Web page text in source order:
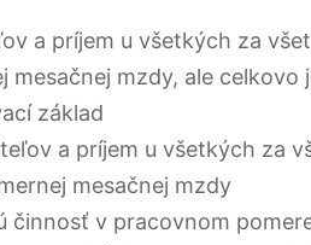
a príjem u všetkých za
mesačnej mzdy, ale celkovo
základ
a príjem u všetkých za
mesačnej mzdy
činnosť v pracovnom